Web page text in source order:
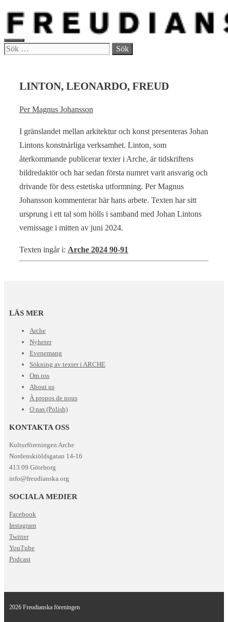
Hoppa
innehåll
MENY
Sök
LINTON, LEONARDO, FREUD
Per Magnus Johansson
I gränslandet mellan arkitektur och konst presenteras Johan
Lintons konstnärliga verksamhet. Linton, som
återkommande publicerar texter i Arche, är tidskriftens
bildredaktör och har sedan första numret varit ansvarig och
drivande för dess estetiska utformning. Per Magnus
Johansson kommenterar här hans arbete. Texten har sitt
ursprung i ett tal som hölls i samband med Johan Lintons
vernissage i mitten av juni 2024.
Texten ingår i: Arche 2024 90-91
LÄS MER
Arche
Nyheter
Evenemang
Sökning av texter i ARCHE
Om oss
About us
À propos de nous
O nas (Polish)
KONTAKTA OSS
Kulturföreningen Arche
Nordenskiöldsgatan 14-16
413 09 Göteborg
info@freudianska.org
SOCIALA MEDIER
Facebook
Instagram
Twitter
YouTube
Podcast
2026 Freudianska föreningen